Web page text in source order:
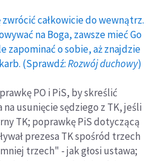
całkowicie do wewnątrz.
na Boga, zawsze mieć Go
zapominać o sobie, aż znajdzie
(Sprawdź:Rozwój duchowy)
PO i PiS, by skreślić
usunięcie sędziego z TK, jeśli
TK; poprawkę PiS dotyczącą
prezesa TK spośród trzech
trzech" - jak głosi ustawa;